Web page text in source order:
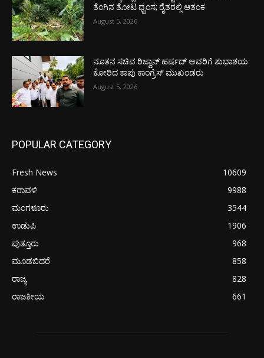
ತೆಂಗಿನ ತೋಟ ಧ್ವಂಸ; ರೈತರಲ್ಲಿ ಆತಂಕ
August 5, 2026
ನೂತನ ಸಚಿವ ರಿಜ್ವಾನ್ ಹರ್ಷದ್ ಅವರಿಗೆ ಶುಭಾಶಯ
ಕೋರಿದ ಕಾಪು ಕಾಂಗ್ರೆಸ್ ಮುಖಂಡರು
August 5, 2026
POPULAR CATEGORY
Fresh News
10609
ಕರಾವಳಿ
9988
ಮಂಗಳೂರು
3544
ಉಡುಪಿ
1906
ಪುತ್ತೂರು
968
ಮೂಡಬಿದರೆ
858
ರಾಜ್ಯ
828
ರಾಜಕೀಯ
661